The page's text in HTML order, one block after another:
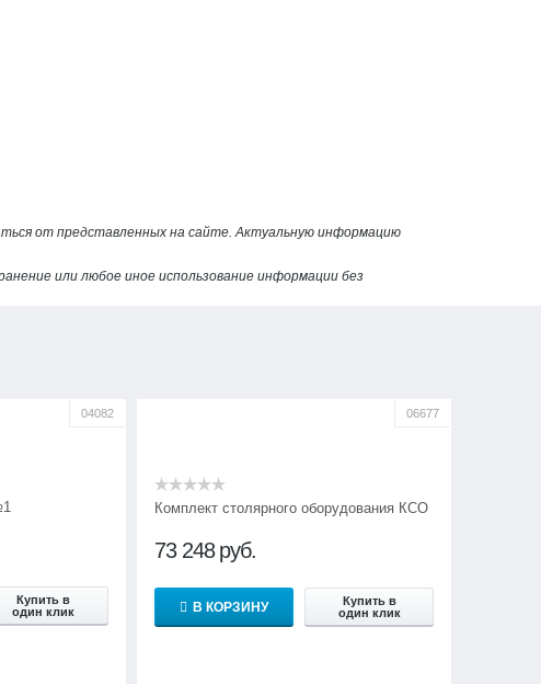
от представленных на сайте. Актуальную информацию
или любое иное использование информации без
04082
Купить в
один клик
06677
Комплект столярного оборудования КСО
73 248 руб.
В КОРЗИНУ
Купить в
один клик